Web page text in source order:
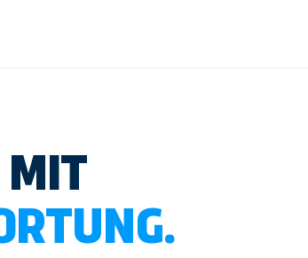
MIT